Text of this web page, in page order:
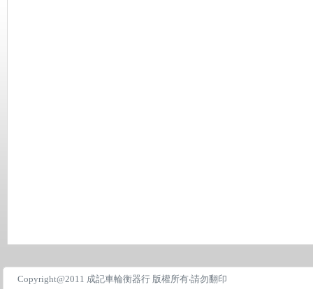
Copyright@2011 成記車輪衡器行 版權所有‧請勿翻印